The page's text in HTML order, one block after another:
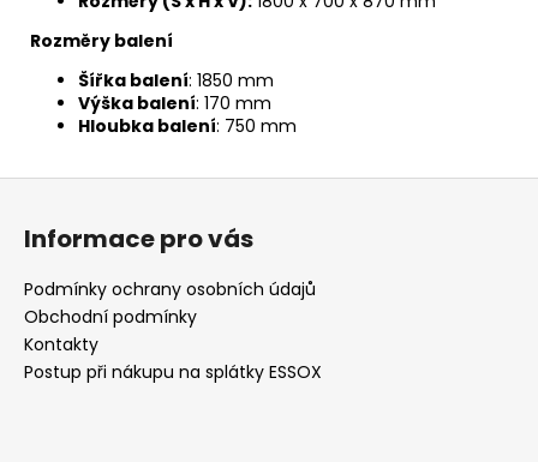
Rozměry balení
Šířka balení: 1850 mm
Výška balení: 170 mm
Hloubka balení: 750 mm
Z
Informace pro vás
Podmínky ochrany osobních údajů
Obchodní podmínky
Kontakty
Postup při nákupu na splátky ESSOX